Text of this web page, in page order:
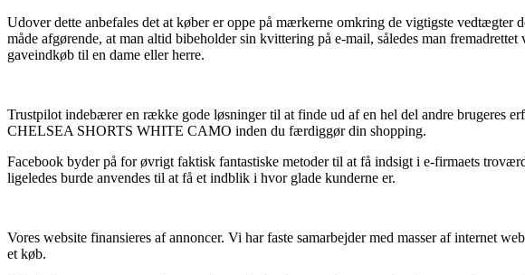
Udover dette anbefales det at køber er oppe på mærkerne omkring de vigtigste vedtægter
måde afgørende, at man altid bibeholder sin kvittering på e-mail, således man
gaveindkøb til en dame eller herre.
Trustpilot indebærer en række gode løsninger til at finde ud af en hel del andre brugeres
CHELSEA SHORTS WHITE CAMO inden du færdiggør din shopping.
Facebook byder på for øvrigt faktisk fantastiske metoder til at få indsigt i e-firmaets
ligeledes burde anvendes til at få et indblik i hvor glade kunderne er.
Vores website finansieres af annoncer. Vi har faste samarbejder med masser af internet
et køb.